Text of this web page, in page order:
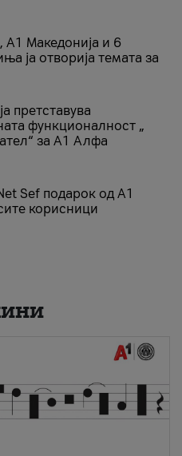
A1 Македонија и 6
ја отворија темата за
претставува
функционалност „
за А1 Алфа
Sеf подарок од А1
корисници